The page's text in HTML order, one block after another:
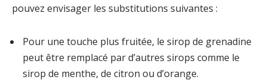
pouvez envisager les substitutions suivantes :
Pour une touche plus fruitée, le sirop de grenadine
peut être remplacé par d’autres sirops comme le
sirop de menthe, de citron ou d’orange.